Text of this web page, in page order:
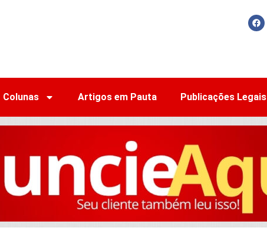
Colunas Artigos em Pauta Publicações Legais